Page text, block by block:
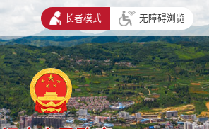
长者模式 无障碍浏览